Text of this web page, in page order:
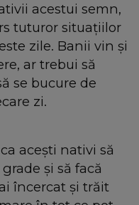
acestui semn,
tuturor situațiilor
zile. Banii vin și
ar trebui să
se bucure de
zi.
acești nativi să
și să facă
încercat și trăit